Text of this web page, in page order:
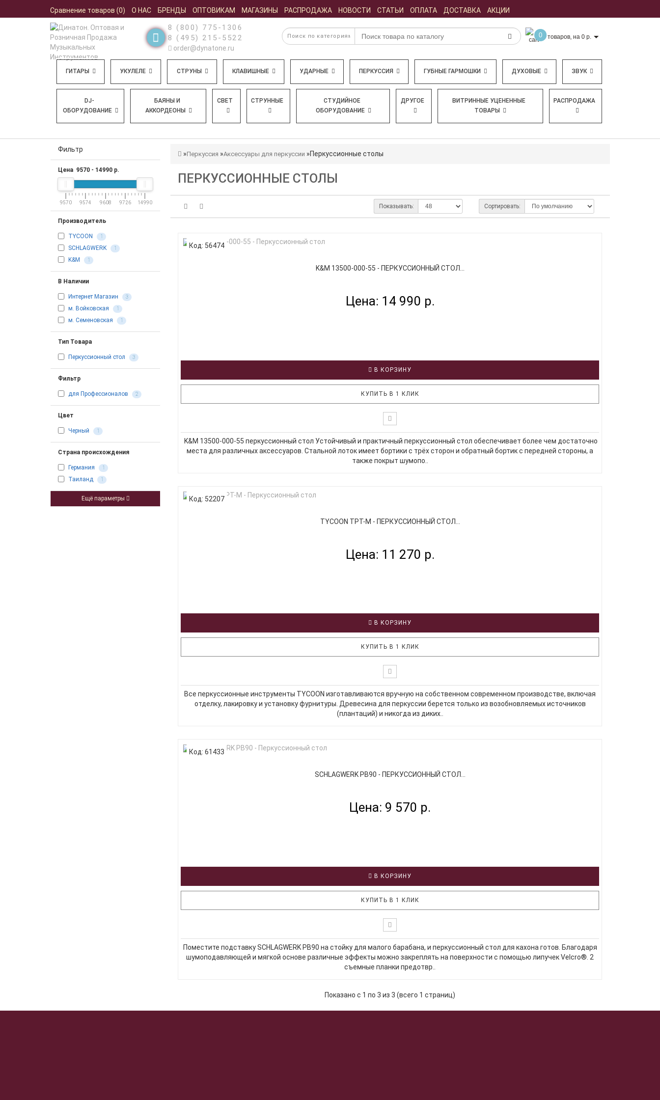
Сравнение товаров (0) О НАС БРЕНДЫ ОПТОВИКАМ МАГАЗИНЫ РАСПРОДАЖА НОВОСТИ СТАТЬИ ОПЛАТА ДОСТАВКА АКЦИИ
8 (800) 775-1306
8 (495) 215-5522
order@dynatone.ru
0 товаров, на 0 р.
ГИТАРЫ УКУЛЕЛЕ СТРУНЫ КЛАВИШНЫЕ УДАРНЫЕ ПЕРКУССИЯ ГУБНЫЕ ГАРМОШКИ ДУХОВЫЕ ЗВУК
DJ-
ОБОРУДОВАНИЕ
БАЯНЫ И
АККОРДЕОНЫ
СВЕТ СТРУННЫЕ
СТУДИЙНОЕ
ОБОРУДОВАНИЕ
ДРУГОЕ
ВИТРИННЫЕ УЦЕНЕННЫЕ
ТОВАРЫ
РАСПРОДАЖА
Фильтр
Цена 9570 - 14990 р.
9570 9574 9608 9726 14990
Производитель
TYCOON 1
SCHLAGWERK 1
K&M 1
В Наличии
Интернет Магазин 3
м. Войковская 1
м. Семеновская 1
Тип Товара
Перкуссионный стол 3
Фильтр
для Профессионалов 2
Цвет
Черный 1
Страна происхождения
Германия 1
Таиланд 1
Ещё параметры
Перкуссия Аксессуары для перкуссии Перкуссионные столы
ПЕРКУССИОННЫЕ СТОЛЫ
Сортировать:
Показывать:
Код: 56474
K&M 13500-000-55 - ПЕРКУССИОННЫЙ СТОЛ...
Цена: 14 990 р.
В КОРЗИНУ
КУПИТЬ В 1 КЛИК
K&M 13500-000-55 перкуссионный стол Устойчивый и практичный перкуссионный стол обеспечивает более чем достаточно
места для различных аксессуаров. Стальной лоток имеет бортики с трёх сторон и обратный бортик с передней стороны, а
также покрыт шумопо..
Код: 52207
TYCOON TPT-M - ПЕРКУССИОННЫЙ СТОЛ...
Цена: 11 270 р.
В КОРЗИНУ
КУПИТЬ В 1 КЛИК
Все перкуссионные инструменты TYCOON изготавливаются вручную на собственном современном производстве, включая
отделку, лакировку и установку фурнитуры. Древесина для перкуссии берется только из возобновляемых источников
(плантаций) и никогда из диких..
Код: 61433
SCHLAGWERK PB90 - ПЕРКУССИОННЫЙ СТОЛ...
Цена: 9 570 р.
В КОРЗИНУ
КУПИТЬ В 1 КЛИК
Поместите подставку SCHLAGWERK PB90 на стойку для малого барабана, и перкуссионный стол для кахона готов. Благодаря
шумоподавляющей и мягкой основе различные эффекты можно закреплять на поверхности с помощью липучек Velcro®. 2
съемные планки предотвр..
Показано с 1 по 3 из 3 (всего 1 страниц)